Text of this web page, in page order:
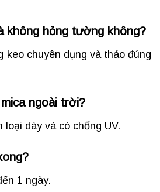
không hỏng tường không?
keo chuyên dụng và tháo đúng
ngoài trời?
loại dày và có chống UV.
1 ngày.